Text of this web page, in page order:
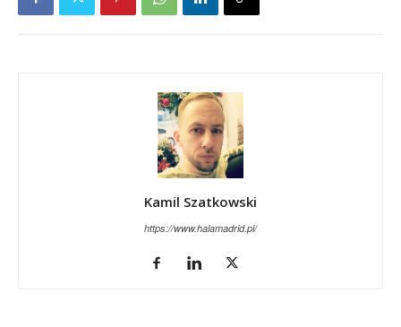
Kamil Szatkowski
https://www.halamadrid.pl/